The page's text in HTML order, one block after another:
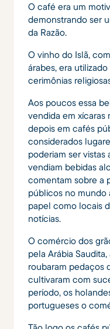
O café era um
demonstrando ser
da Razão.
O vinho do Islã,
árabes, era
cerimônias
Aos poucos essa
vendida em xícaras
depois em cafés
considerados
poderiam ser vistas
vendiam bebidas
comentam sobre a
públicos no mundo
papel como locais
notícias.
O comércio dos
pela Arábia
roubaram pedaços
cultivaram com
período, os
portugueses o